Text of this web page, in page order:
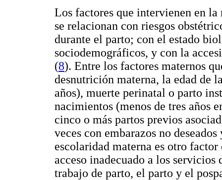
Los factores que intervienen en
se relacionan con riesgos
durante el parto; con el estado
sociodemográficos, y con la
(8). Entre los factores maternos
desnutrición materna, la edad de
años), muerte perinatal o parto
nacimientos (menos de tres años
cinco o más partos previos
veces con embarazos no
escolaridad materna es otro
acceso inadecuado a los
trabajo de parto, el parto y el